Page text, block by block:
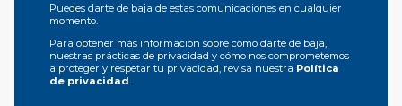
Puedes darte de baja de estas comunicaciones en cualquier
momento.
Para obtener más información sobre cómo darte de baja,
nuestras prácticas de privacidad y cómo nos comprometemos
a proteger y respetar tu privacidad, revisa nuestra Política
de privacidad.